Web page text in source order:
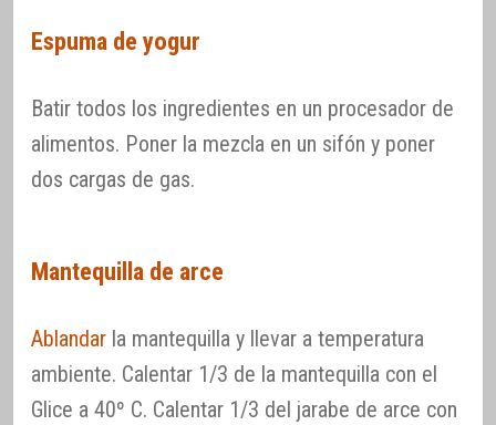
Espuma de yogur
Batir todos los ingredientes en un procesador de
alimentos. Poner la mezcla en un sifón y poner
dos cargas de gas.
Mantequilla de arce
Ablandar la mantequilla y llevar a temperatura
ambiente. Calentar 1/3 de la mantequilla con el
Glice a 40º C. Calentar 1/3 del jarabe de arce con